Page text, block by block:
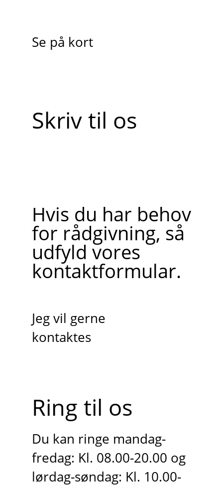
Se på kort
Skriv til os
Hvis du har behov
for rådgivning, så
udfyld vores
kontaktformular.
Jeg vil gerne
kontaktes
Ring til os
Du kan ringe mandag-
fredag: Kl. 08.00-20.00 og
lørdag-søndag: Kl. 10.00-